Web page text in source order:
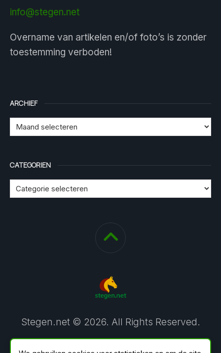
info@stegen.net
Overname van artikelen en/of foto’s is zonder
toestemming verboden!
ARCHIEF
CATEGORIEN
Stegen.net © 2026. All Rights Reserved.